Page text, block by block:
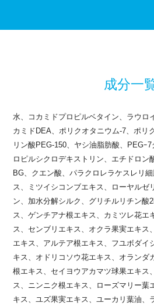
成分一
水、コカミドプロピルベタイン、ラウロ
カミドDEA、ポリクオタニウム-7、ポリ
リン酸PEG-150、ヤシ油脂肪酸、PEGｰ
ロピルシクロデキストリン、エチドロン
BG、クエン酸、パラクロレラケスレリ
ス、ミツイシコンブエキス、ローヤルゼ
ン、加水分解シルク、グリチルリチン酸
ス、ゲンチアナ根エキス、カミツレ花エ
ス、センブリエキス、オクラ果実エキス
エキス、アルテア根エキス、フユボダイ
キス、オドリコソウ花エキス、オランダ
根エキス、セイヨウアカマツ球果エキス
ス、ニンニク根エキス、ローズマリー葉
キス、ユズ果実エキス、ユーカリ葉油、